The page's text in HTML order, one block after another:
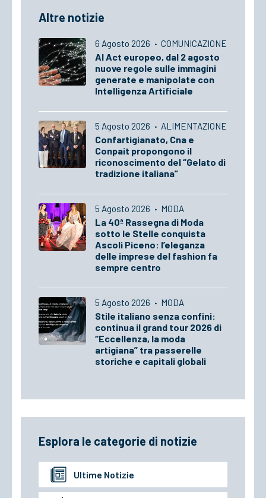
Altre notizie
6 Agosto 2026 · COMUNICAZIONE
AI Act europeo, dal 2 agosto
nuove regole sulle immagini
generate e manipolate con
Intelligenza Artificiale
5 Agosto 2026 · ALIMENTAZIONE
Confartigianato, Cna e
Conpait propongono il
riconoscimento del “Gelato di
tradizione italiana”
5 Agosto 2026 · MODA
La 40ª Rassegna di Moda
sotto le Stelle conquista
Ascoli Piceno: l’eleganza
delle imprese del fashion fa
sempre centro
5 Agosto 2026 · MODA
Stile italiano senza confini:
continua il grand tour 2026 di
“Eccellenza, la moda
artigiana” tra passerelle
storiche e capitali globali
Esplora le categorie di notizie
Ultime Notizie